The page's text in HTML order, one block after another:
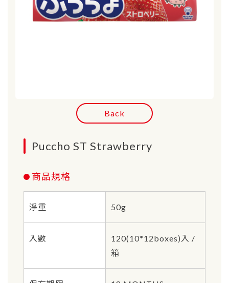
Back
Puccho ST Strawberry
商品規格
淨重 50g
入數
120(10*12boxes)入 /
箱